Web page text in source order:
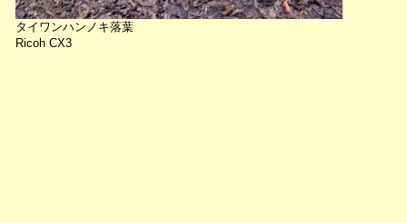
タイワンハンノキ落葉
Ricoh CX3